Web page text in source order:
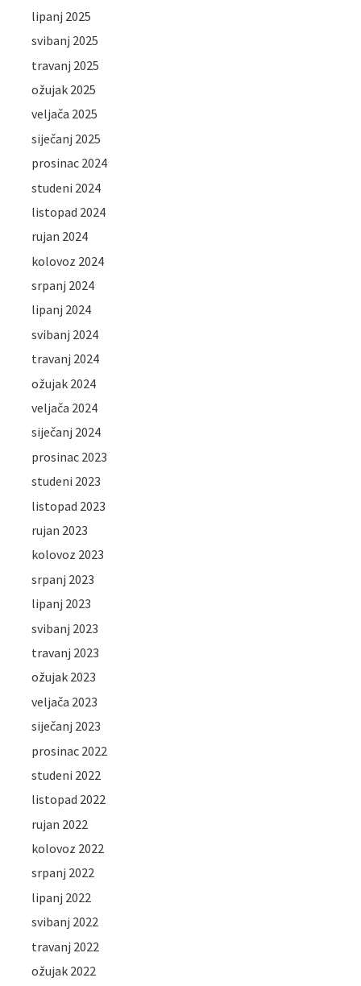
lipanj 2025
svibanj 2025
travanj 2025
ožujak 2025
veljača 2025
siječanj 2025
prosinac 2024
studeni 2024
listopad 2024
rujan 2024
kolovoz 2024
srpanj 2024
lipanj 2024
svibanj 2024
travanj 2024
ožujak 2024
veljača 2024
siječanj 2024
prosinac 2023
studeni 2023
listopad 2023
rujan 2023
kolovoz 2023
srpanj 2023
lipanj 2023
svibanj 2023
travanj 2023
ožujak 2023
veljača 2023
siječanj 2023
prosinac 2022
studeni 2022
listopad 2022
rujan 2022
kolovoz 2022
srpanj 2022
lipanj 2022
svibanj 2022
travanj 2022
ožujak 2022